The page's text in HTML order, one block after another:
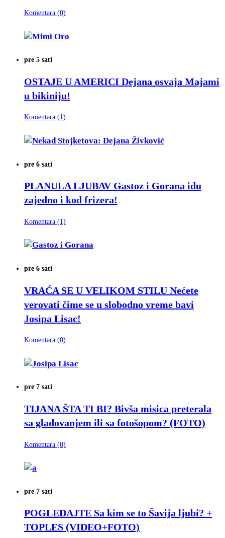
Komentara (0)
pre 5 sati
OSTAJE U AMERICI Dejana osvaja Majami
u bikiniju!
Komentara (1)
pre 6 sati
PLANULA LJUBAV Gastoz i Gorana idu
zajedno i kod frizera!
Komentara (1)
pre 6 sati
VRAĆA SE U VELIKOM STILU Nećete
verovati čime se u slobodno vreme bavi
Josipa Lisac!
Komentara (0)
pre 7 sati
TIJANA ŠTA TI BI? Bivša misica preterala
sa gladovanjem ili sa fotošopom? (FOTO)
Komentara (0)
pre 7 sati
POGLEDAJTE Sa kim se to Šavija ljubi? +
TOPLES (VIDEO+FOTO)